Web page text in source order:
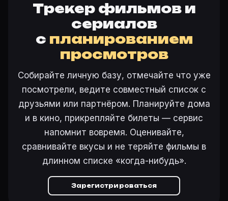
Трекер фильмов и
сериалов
с планированием
просмотров
Собирайте личную базу, отмечайте что уже
посмотрели, ведите совместный список с
друзьями или партнёром. Планируйте дома
и в кино, прикрепляйте билеты — сервис
напомнит вовремя. Оценивайте,
сравнивайте вкусы и не теряйте фильмы в
длинном списке «когда-нибудь».
Зарегистрироваться